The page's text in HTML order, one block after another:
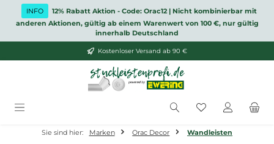
Zum Hauptinhalt springen
INFO
12% Rabatt Aktion - Code: Orac12 | Nicht kombinierbar mit
anderen Aktionen, gültig ab einem Warenwert von 100 €, nur gültig
innerhalb Deutschland
Kostenloser Versand ab 90 €
Du hast 0
Sie sind hier: Marken Orac Decor Wandleisten